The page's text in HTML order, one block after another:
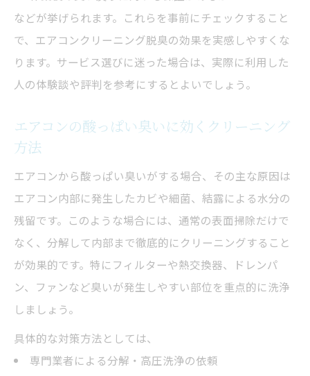
などが挙げられます。これらを事前にチェックすること
で、エアコンクリーニング脱臭の効果を実感しやすくな
ります。サービス選びに迷った場合は、実際に利用した
人の体験談や評判を参考にするとよいでしょう。
エアコンの酸っぱい臭いに効くクリーニング
方法
エアコンから酸っぱい臭いがする場合、その主な原因は
エアコン内部に発生したカビや細菌、結露による水分の
残留です。このような場合には、通常の表面掃除だけで
なく、分解して内部まで徹底的にクリーニングすること
が効果的です。特にフィルターや熱交換器、ドレンパ
ン、ファンなど臭いが発生しやすい部位を重点的に洗浄
しましょう。
具体的な対策方法としては、
専門業者による分解・高圧洗浄の依頼